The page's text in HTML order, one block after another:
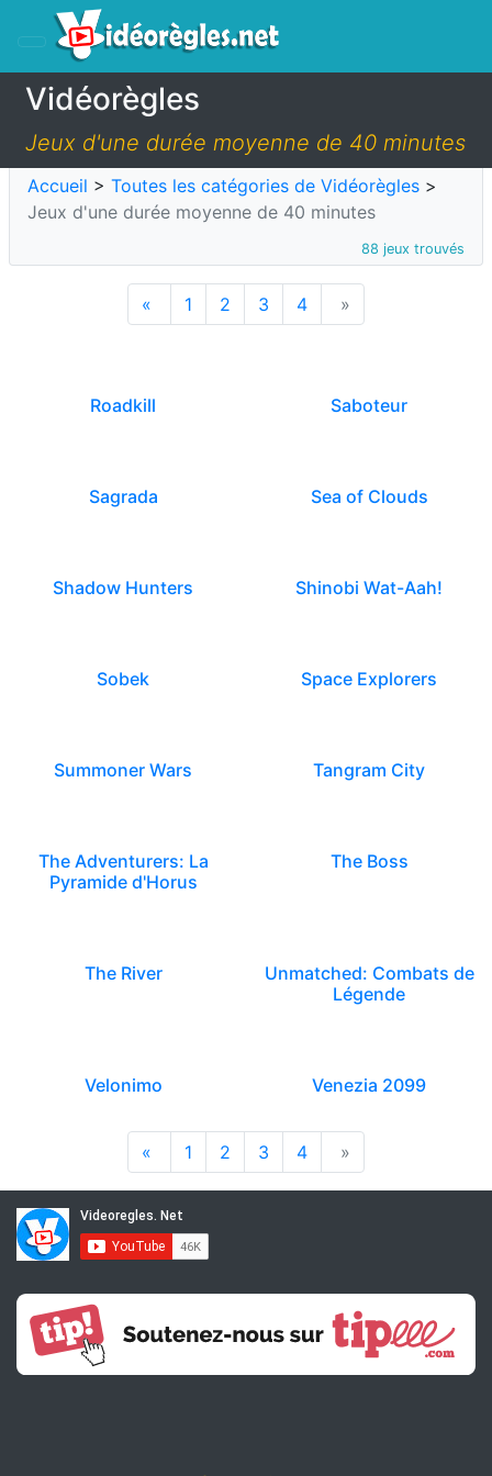
Vidéorègles
Jeux d'une durée moyenne de 40 minutes
Accueil > Toutes les catégories de Vidéorègles >
Jeux d'une durée moyenne de 40 minutes
88 jeux trouvés
« 1 2 3 4 »
Roadkill Saboteur
Sagrada Sea of Clouds
Shadow Hunters Shinobi Wat-Aah!
Sobek Space Explorers
Summoner Wars Tangram City
The Adventurers: La
Pyramide d'Horus
The Boss
The River
Unmatched: Combats de
Légende
Velonimo Venezia 2099
« 1 2 3 4 »